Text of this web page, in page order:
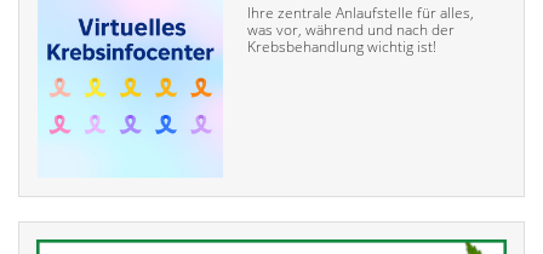
Ihre zentrale Anlaufstelle für alles,
was vor, während und nach der
Krebsbehandlung wichtig ist!